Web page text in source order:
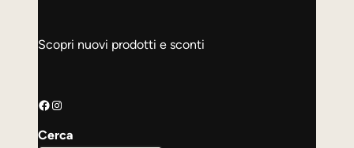
Scopri nuovi prodotti e sconti
Facebook Instagram
Cerca